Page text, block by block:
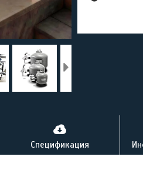
Спецификация